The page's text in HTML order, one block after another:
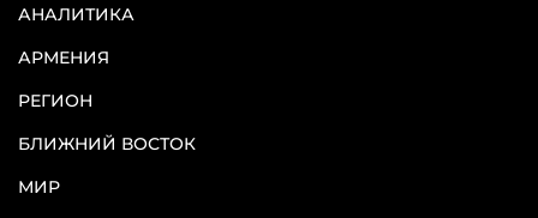
АНАЛИТИКА
АРМЕНИЯ
РЕГИОН
БЛИЖНИЙ ВОСТОК
МИР